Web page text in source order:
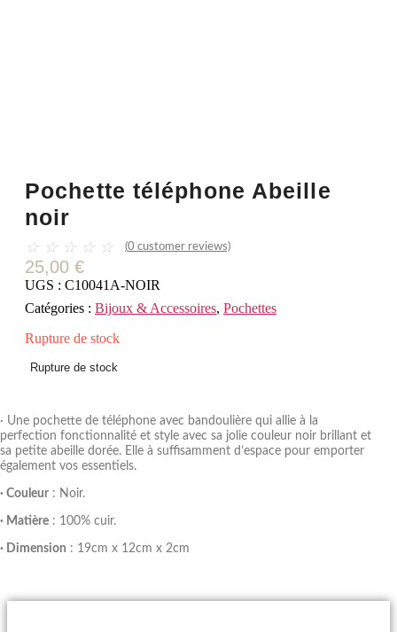
Pochette téléphone Abeille
noir
☆ ☆ ☆ ☆ ☆ (0 customer reviews)
25,00 €
UGS : C10041A-NOIR
Catégories : Bijoux & Accessoires, Pochettes
Rupture de stock
Rupture de stock
· Une pochette de téléphone avec bandoulière qui allie à la
perfection fonctionnalité et style avec sa jolie couleur noir brillant et
sa petite abeille dorée. Elle à suffisamment d’espace pour emporter
également vos essentiels.
· Couleur : Noir.
· Matière : 100% cuir.
· Dimension : 19cm x 12cm x 2cm